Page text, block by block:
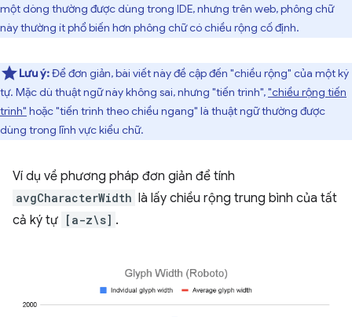
một dòng thường được dùng trong IDE, nhưng trên web, phông chữ
này thường ít phổ biến hơn phông chữ có chiều rộng cố định.
Lưu ý:Để đơn giản, bài viết này đề cập đến "chiều rộng" của một ký
tự. Mặc dù thuật ngữ này không sai, nhưng "tiến trình","chiều rộng tiến
trình" hoặc "tiến trình theo chiều ngang" là thuật ngữ thường được
dùng trong lĩnh vực kiểu chữ.
Ví dụ về phương pháp đơn giản để tính
avgCharacterWidth là lấy chiều rộng trung bình của tất
cả ký tự [a-z\s] .